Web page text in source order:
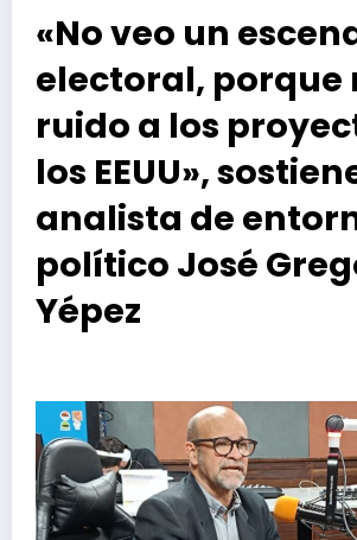
«No veo un
electoral, porque
ruido a los
los EEUU»,
analista de
político José
Yépez